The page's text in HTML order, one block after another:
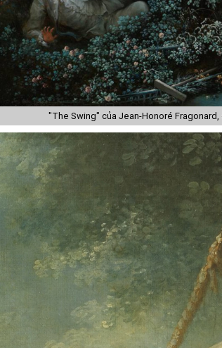
"The Swing" của Jean-Honoré